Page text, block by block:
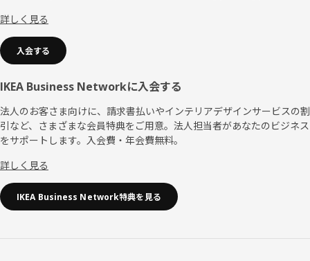
詳しく見る
入会する
IKEA Business Networkに入会する
法人のお客さま向けに、請求書払いやインテリアデザインサービスの割
引など、さまざまな会員特典をご用意。法人担当者があなたのビジネス
をサポートします。入会費・年会費無料。
詳しく見る
IKEA Business Network特典を見る